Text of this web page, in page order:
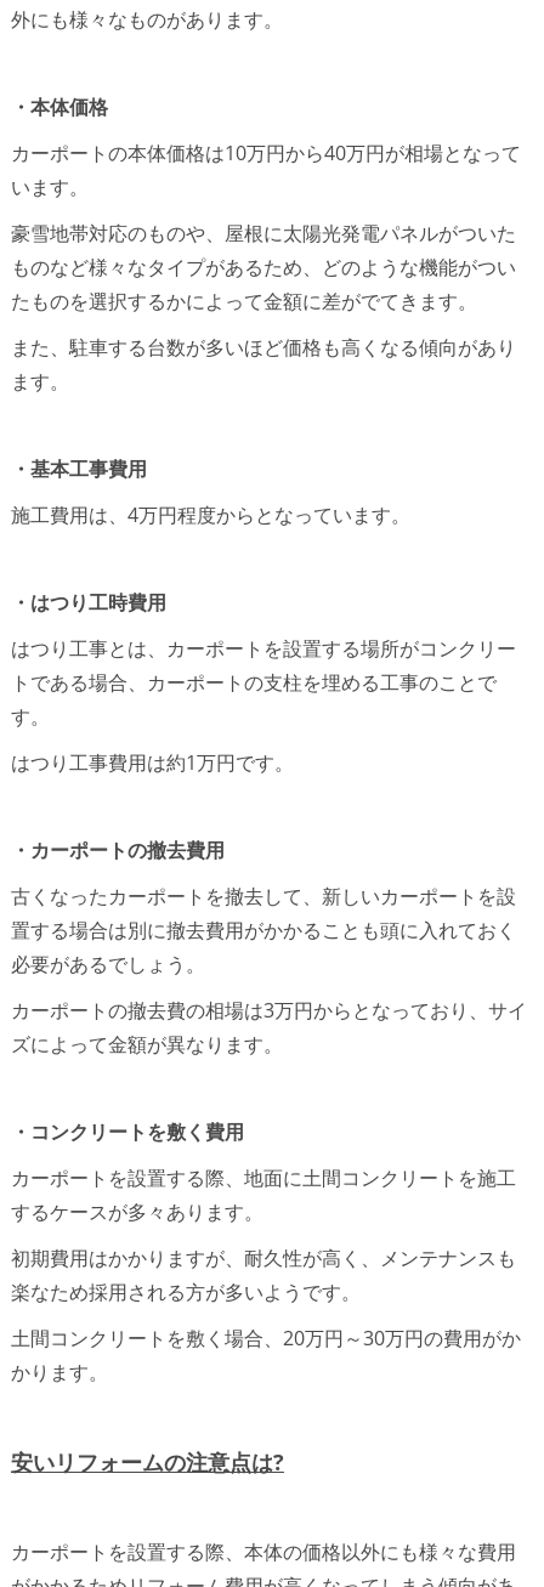
外にも様々なものがあります。
・本体価格
カーポートの本体価格は10万円から40万円が相場となって
います。
豪雪地帯対応のものや、屋根に太陽光発電パネルがついた
ものなど様々なタイプがあるため、どのような機能がつい
たものを選択するかによって金額に差がでてきます。
また、駐車する台数が多いほど価格も高くなる傾向があり
ます。
・基本工事費用
施工費用は、4万円程度からとなっています。
・はつり工時費用
はつり工事とは、カーポートを設置する場所がコンクリー
トである場合、カーポートの支柱を埋める工事のことで
す。
はつり工事費用は約1万円です。
・カーポートの撤去費用
古くなったカーポートを撤去して、新しいカーポートを設
置する場合は別に撤去費用がかかることも頭に入れておく
必要があるでしょう。
カーポートの撤去費の相場は3万円からとなっており、サイ
ズによって金額が異なります。
・コンクリートを敷く費用
カーポートを設置する際、地面に土間コンクリートを施工
するケースが多々あります。
初期費用はかかりますが、耐久性が高く、メンテナンスも
楽なため採用される方が多いようです。
土間コンクリートを敷く場合、20万円～30万円の費用がか
かります。
安いリフォームの注意点は?
カーポートを設置する際、本体の価格以外にも様々な費用